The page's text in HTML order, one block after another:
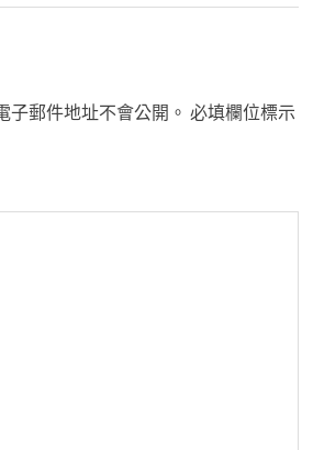
子郵件地址不會公開。 必填欄位標示